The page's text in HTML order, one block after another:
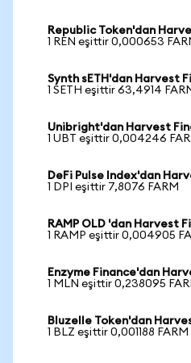
Republic Token'dan
1 REN eşittir 0,000653
Synth sETH'dan Harvest
1 SETH eşittir 63,4914
Unibright'dan Harvest
1 UBT eşittir 0,004246
DeFi Pulse Index'dan
1 DPI eşittir 7,8076 FARM
RAMP OLD 'dan Harvest
1 RAMP eşittir 0,004905
Enzyme Finance'dan
1 MLN eşittir 0,238095
Bluzelle Token'dan
1 BLZ eşittir 0,001188 FARM